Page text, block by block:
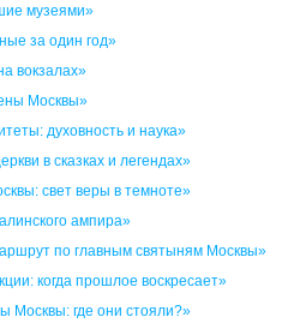
музеями»
за один год»
вокзалах»
Москвы»
духовность и наука»
в сказках и легендах»
свет веры в темноте»
ампира»
по главным святыням Москвы»
когда прошлое воскресает»
Москвы: где они стояли?»